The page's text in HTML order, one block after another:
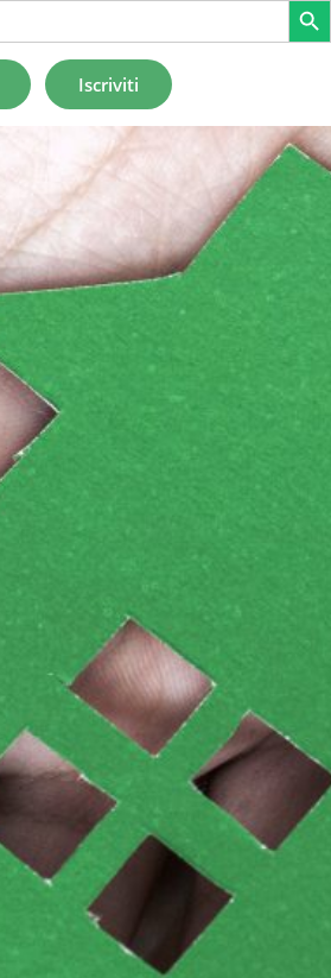
Iscriviti